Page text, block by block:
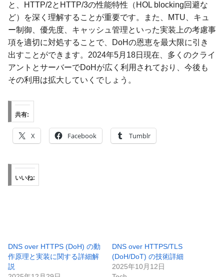
と、HTTP/2とHTTP/3の性能特性（HOL blocking回避な
ど）を深く理解することが重要です。また、MTU、キュ
ー制御、優先度、キャッシュ管理といった実装上の考慮事
項を適切に対処することで、DoHの恩恵を最大限に引き
出すことができます。2024年5月18日現在、多くのクライ
アントとサーバーでDoHが広く利用されており、今後も
その利用は拡大していくでしょう。
共有:
X Facebook Tumblr
いいね:
DNS over HTTPS (DoH) の動
作原理と実装に関する詳細解
説
DNS over HTTPS/TLS
(DoH/DoT) の技術詳細
2025年10月12日